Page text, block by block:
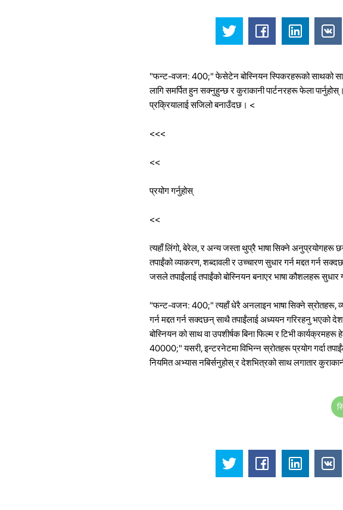
"फन्ट-वजन: 400;" फेसेटेन बोस्नियन स्पिकरहरूको साथको
लागि समर्पित हुन सक्नुहुन्छ र कुराकानी पार्टनरहरू फेला
प्रक्रियालाई सजिलो बनाउँदछ। <
<<<
<<
प्रयोग गर्नुहोस्
<<
त्यहाँ लिंगो, बेरेल, र अन्य जस्ता थुप्रै भाषा सिक्ने अनुप्रयोगहरू
तपाईंको व्याकरण, शब्दावली र उच्चारण सुधार गर्न मद्दत गर्न
जसले तपाईंलाई तपाईंको बोस्नियन बनाएर भाषा कौशलहरू सुधार
"फन्ट-वजन: 400;" त्यहाँ धेरै अनलाइन भाषा सिक्ने स्रोतहरू,
गर्न मद्दत गर्न सक्दछन् साथै तपाईंलाई अध्ययन गरिरहनु भएको
बोस्नियन को साथ वा उपशीर्षक बिना फिल्म र टिभी
40000;" यसरी, इन्टरनेटमा विभिन्न स्रोतहरू प्रयोग गर्दा
नियमित अभ्यास नबिर्सनुहोस् र देशभित्रको साथ लगातार